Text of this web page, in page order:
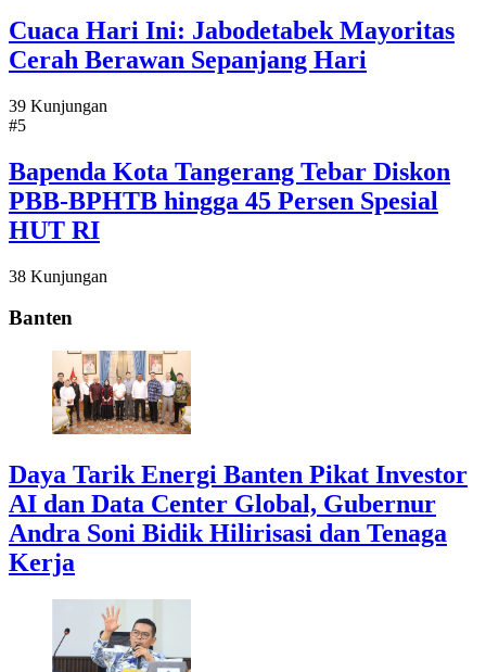
Cuaca Hari Ini: Jabodetabek Mayoritas
Cerah Berawan Sepanjang Hari
39 Kunjungan
#5
Bapenda Kota Tangerang Tebar Diskon
PBB-BPHTB hingga 45 Persen Spesial
HUT RI
38 Kunjungan
Banten
Daya Tarik Energi Banten Pikat Investor
AI dan Data Center Global, Gubernur
Andra Soni Bidik Hilirisasi dan Tenaga
Kerja